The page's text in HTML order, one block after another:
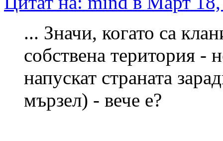
... Значи, когато са
собствена територия -
напускат страната
мързел) - вече е?